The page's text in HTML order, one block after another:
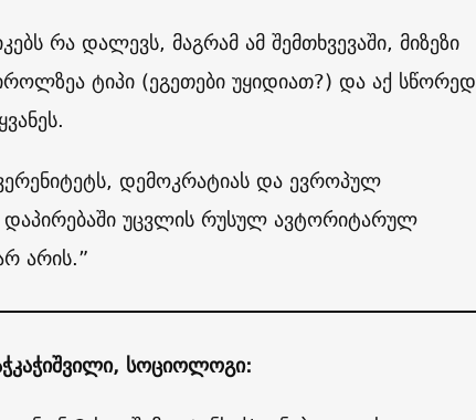
რა დალევს, მაგრამ ამ შემთხვევაში, მიზეზი
ტიპი (ეგეთები უყიდიათ?) და აქ სწორედ
დემოკრატიას და ევროპულ
უცვლის რუსულ ავტორიტარულ
არის.”
სოციოლოგი: